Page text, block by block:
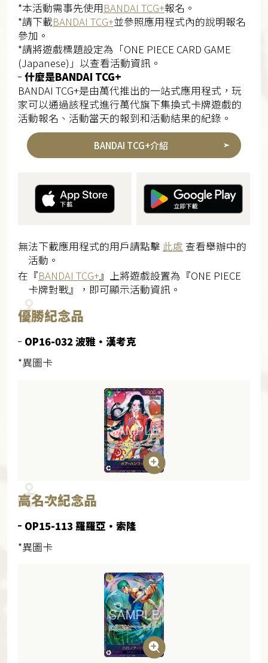
*本活動需事先使用BANDAI TCG+報名。
*請下載BANDAI TCG+並參照應用程式內的說明報名
參加。
*請將遊戲標題設定為「ONE PIECE CARD GAME
(Japanese)」以查看活動資訊。
什麼是BANDAI TCG+
BANDAI TCG+是由萬代推出的一站式應用程式，玩
家可以通過該程式進行萬代旗下集換式卡牌遊戲的
活動報名、活動當天的報到和活動結果的紀錄。
BANDAI TCG+介紹
無法下載應用程式的用戶請點擊 此處 查看舉辦中的
活動。
在『BANDAI TCG+』上將遊戲設置為『ONE PIECE
卡牌對戰』，即可顯示活動資訊。
優勝紀念品
OP16-032 波雅・漢考克
*異圖卡
高名次紀念品
OP15-113 羅羅亞・索隆
*異圖卡